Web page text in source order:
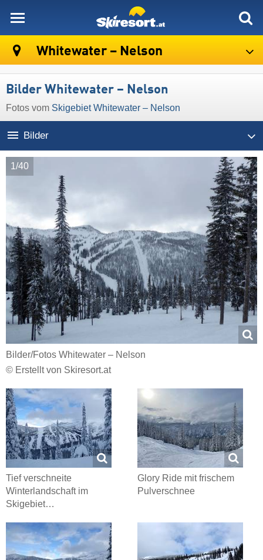
Whitewater – Nelson
Bilder Whitewater – Nelson
Fotos vom Skigebiet Whitewater – Nelson
Bilder
1/40
Bilder/​Fotos Whitewater – Nelson
© Erstellt von Skiresort.at
Tief verschneite
Winterlandschaft im
Skigebiet…
Glory Ride mit frischem
Pulverschnee